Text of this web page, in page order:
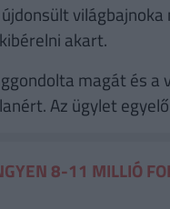
akart.
magát és
Az ügylet
8-11 MILLIÓ